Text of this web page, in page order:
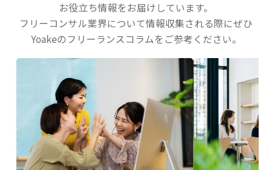
お役立ち情報をお届けしています。
フリーコンサル業界について情報収集される際にぜひ
Yoakeのフリーランスコラムをご参考ください。